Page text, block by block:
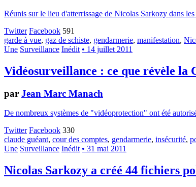
Réunis sur le lieu d'atterrissage de Nicolas Sarkozy dans
Twitter Facebook 591
garde à vue, gaz de schiste, gendarmerie, manifestation,
Une Surveillance Inédit • 14 juillet 2011
Vidéosurveillance : ce que révèle la
par Jean Marc Manach
De nombreux systèmes de "vidéoprotection" ont été
Twitter Facebook 330
claude guéant, cour des comptes, gendarmerie, insécurité,
Une Surveillance Inédit • 31 mai 2011
Nicolas Sarkozy a créé 44 fichiers